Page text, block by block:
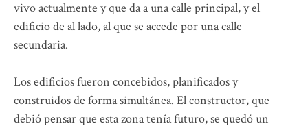
vivo actualmente y que da a una calle principal, y el
edificio de al lado, al que se accede por una calle
secundaria.
Los edificios fueron concebidos, planificados y
construidos de forma simultánea. El constructor, que
debió pensar que esta zona tenía futuro, se quedó un